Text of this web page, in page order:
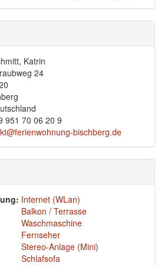
Katrin
24
951 70 06 20 9
bischberg.de
Internet (WLan)
Balkon / Terrasse
Waschmaschine
Fernseher
Stereo-Anlage (Mini)
Schlafsofa